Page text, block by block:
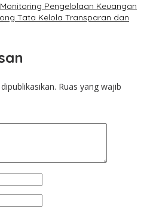
Monitoring Pengelolaan Keuangan
Tata Kelola Transparan dan
Ruas yang wajib